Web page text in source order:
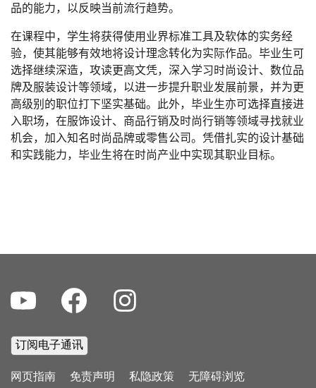
品的能力，以反映当前流行趋势。
在课程中，学生将获得使用业界标准工具及软体的实务经
验，使其能够有效地将设计理念转化为实际作品。毕业生可
选择继续深造，攻读更高文凭，深入学习时尚设计、数位品
牌及服装设计等领域，以进一步提升职业发展前景，并为更
高级别的职位打下坚实基础。此外，毕业生亦可选择直接进
入职场，在服饰设计、商品行销及时尚行销等领域寻找就业
机会，加入知名时尚品牌或零售公司。凭借扎实的设计基础
和实践能力，毕业生将在时尚产业中实现其职业目标。
Footer
网页指南 免责声明 私隐政策 无障碍浏览
Youtube Facebook